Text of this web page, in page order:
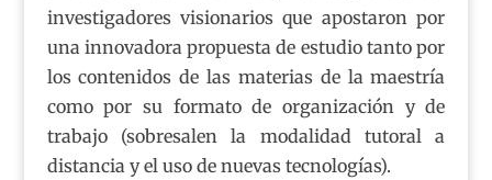
investigadores visionarios que apostaron por
una innovadora propuesta de estudio tanto por
los contenidos de las materias de la maestría
como por su formato de organización y de
trabajo (sobresalen la modalidad tutoral a
distancia y el uso de nuevas tecnologías).